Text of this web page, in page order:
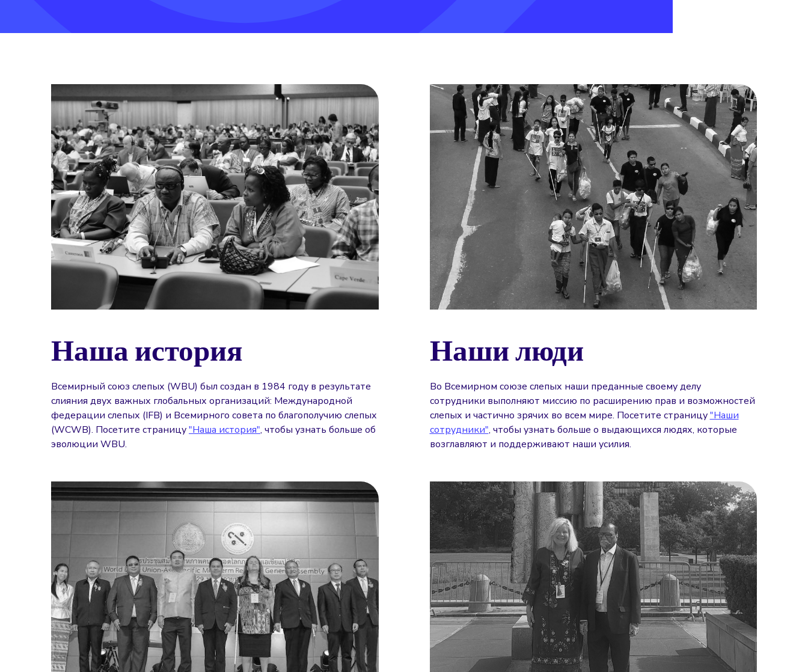
Наша история
Всемирный союз слепых (WBU) был создан в 1984 году в результате
слияния двух важных глобальных организаций: Международной
федерации слепых (IFB) и Всемирного совета по благополучию слепых
(WCWB). Посетите страницу"Наша история", чтобы узнать больше об
эволюции WBU.
Наши люди
Во Всемирном союзе слепых наши преданные своему делу
сотрудники выполняют миссию по расширению прав и возможностей
слепых и частично зрячих во всем мире. Посетите страницу"Наши
сотрудники", чтобы узнать больше о выдающихся людях, которые
возглавляют и поддерживают наши усилия.